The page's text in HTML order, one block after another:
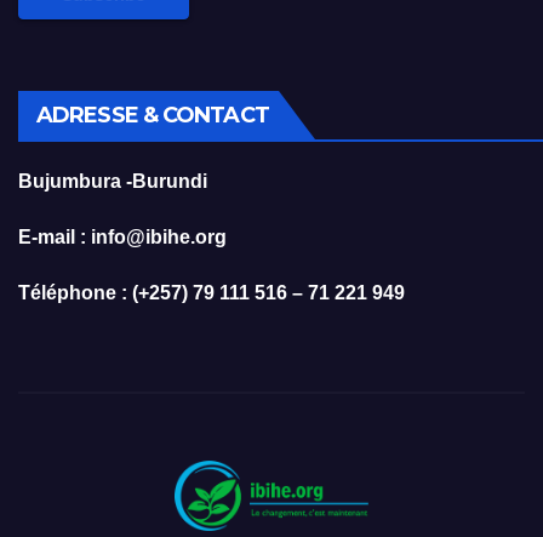
ADRESSE & CONTACT
Bujumbura -Burundi
E-mail : info@ibihe.org
Téléphone : (+257) 79 111 516 – 71 221 949